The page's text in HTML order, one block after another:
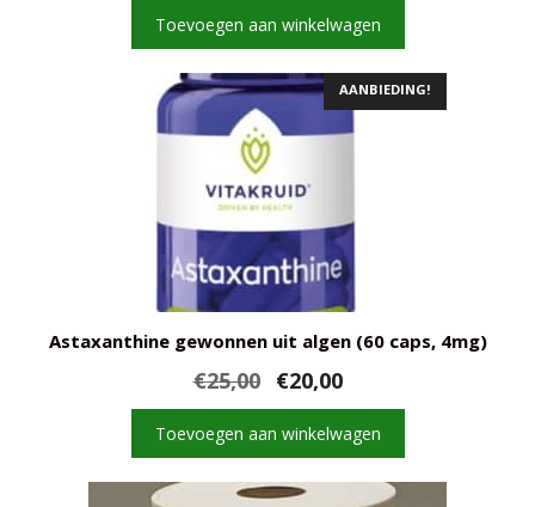
Toevoegen aan winkelwagen
AANBIEDING!
Astaxanthine gewonnen uit algen (60 caps, 4mg)
€25,00
Oorspronkelijke
prijs
€25,00.
€20,00Huidige
€20,00.
Toevoegen aan winkelwagen